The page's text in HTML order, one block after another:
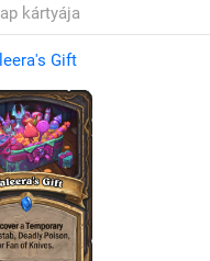
kártyája
Gift